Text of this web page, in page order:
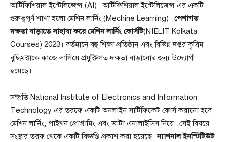
আর্টিফিশিয়াল ইন্টেলিজেন্স (AI)। আর্টিফিশিয়াল ইন্টেলিজেন্স এর একটি
গুরুত্বপূর্ণ শাখা হলো মেশিন লার্নিং (Mechine Learning)। পেশাগত
দক্ষতা বাড়াতে সাহায্য করে মেশিন লার্নিং কোর্সটি(NIELIT Kolkata
Courses) 2023। বর্তমানে বহু শিক্ষা প্রতিষ্ঠান এবং বিভিন্ন দপ্তর কৃত্রিম
বুদ্ধিমত্তাকে কাজে লাগিয়ে প্রযুক্তিগত দক্ষতা বাড়ানোর জন্য উদ্যোগী
হয়েছে।
সম্প্রতি National Institute of Electronics and Information
Technology এর তরফে একটি অনলাইন সার্টিফিকেট কোর্স করানো হবে
মেশিন লার্নিং, পাইথন প্রোগ্রামিং এবং ডাটা এনালাইসিস নিয়ে। সেই বিষয়ে
সংস্থার তরফ থেকে একটি বিজ্ঞপ্তি প্রকাশ করা হয়েছে। ন্যাশনাল ইনস্টিটিউট